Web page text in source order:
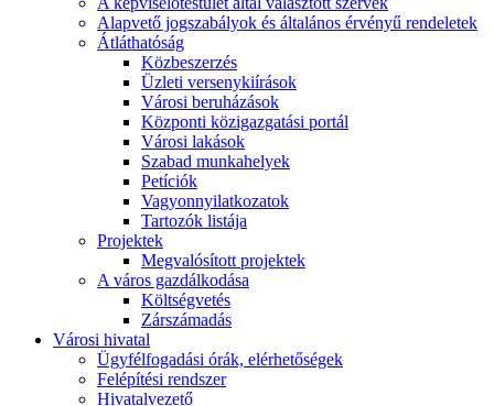
Alapvető jogszabályok és általános érvényű rendeletek
Átláthatóság
Közbeszerzés
Üzleti versenykiírások
Városi beruházások
Központi közigazgatási portál
Városi lakások
Szabad munkahelyek
Petíciók
Vagyonnyilatkozatok
Tartozók listája
Projektek
Megvalósított projektek
A város gazdálkodása
Költségvetés
Zárszámadás
Városi hivatal
Ügyfélfogadási órák, elérhetőségek
Felépítési rendszer
Hivatalvezető